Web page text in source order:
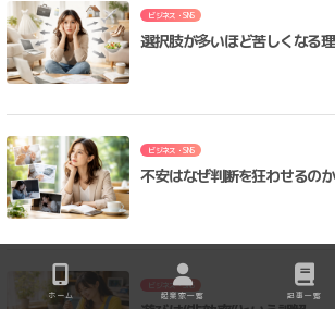
ホーム 起業家一覧 記事一覧
ビジネス・SNS
選択肢が多いほど苦しくなる
ビジネス・SNS
不安はなぜ判断を狂わせるのか
ビジネス・SNS